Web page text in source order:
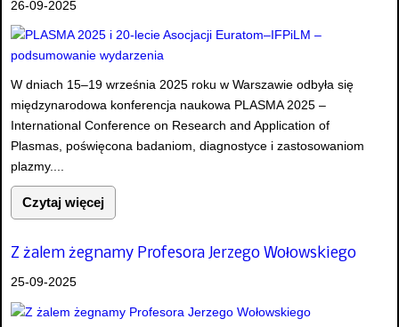
26-09-2025
W dniach 15–19 września 2025 roku w Warszawie odbyła się
międzynarodowa konferencja naukowa PLASMA 2025 –
International Conference on Research and Application of
Plasmas, poświęcona badaniom, diagnostyce i zastosowaniom
plazmy....
Czytaj więcej
Z żalem żegnamy Profesora Jerzego Wołowskiego
25-09-2025